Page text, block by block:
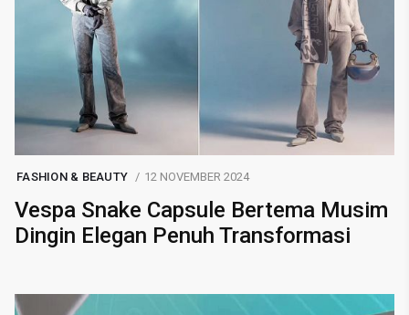
FASHION & BEAUTY 12 NOVEMBER 2024
Vespa Snake Capsule Bertema Musim
Dingin Elegan Penuh Transformasi